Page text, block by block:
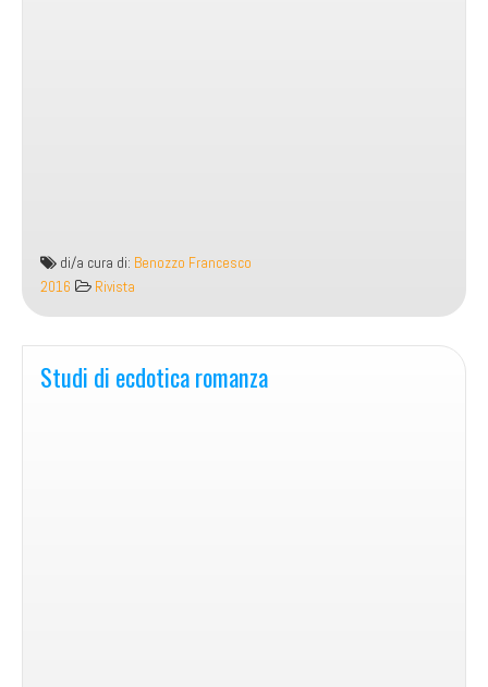
di/a cura di: Benozzo Francesco
2016
Rivista
Studi di ecdotica romanza